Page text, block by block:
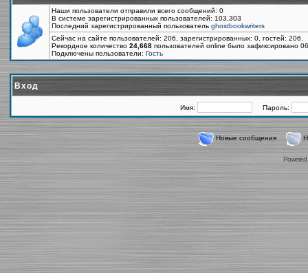
Наши пользователи отправили всего сообщений: 0
В системе зарегистрированных пользователей: 103,303
Последний зарегистрированный пользователь ghostbookwriters
Сейчас на сайте пользователей: 206, зарегистрированных: 0, гостей:
Рекордное количество 24,668 пользователей online было зафиксировано
Подключены пользователи: Гость
Вход
Имя: Пароль:
Новые сообщения